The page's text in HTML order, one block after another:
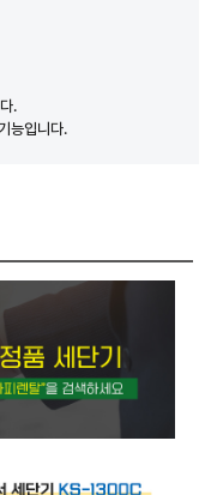
.
능입니다.